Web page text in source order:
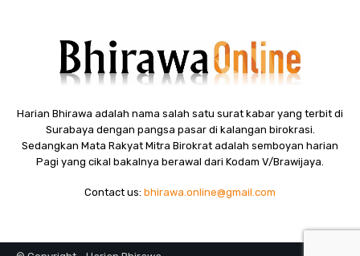
Harian Bhirawa adalah nama salah satu surat kabar yang terbit di
Surabaya dengan pangsa pasar di kalangan birokrasi.
Sedangkan Mata Rakyat Mitra Birokrat adalah semboyan harian
Pagi yang cikal bakalnya berawal dari Kodam V/Brawijaya.
Contact us: bhirawa.online@gmail.com